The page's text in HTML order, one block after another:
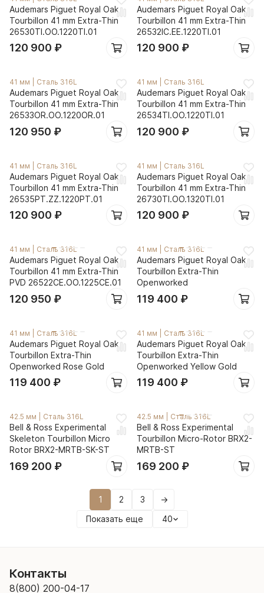
Audemars Piguet Royal Oak
Tourbillon 41 mm Extra-Thin
26530TI.OO.1220TI.01
120 900 ₽
Audemars Piguet Royal Oak
Tourbillon 41 mm Extra-Thin
26532IC.EE.1220TI.01
120 900 ₽
41 мм Сталь 316L
Audemars Piguet Royal Oak
Tourbillon 41 mm Extra-Thin
26533OR.OO.1220OR.01
120 950 ₽
41 мм Сталь 316L
Audemars Piguet Royal Oak
Tourbillon 41 mm Extra-Thin
26534TI.OO.1220TI.01
120 900 ₽
41 мм Сталь 316L
Audemars Piguet Royal Oak
Tourbillon 41 mm Extra-Thin
26535PT.ZZ.1220PT.01
120 900 ₽
41 мм Сталь 316L
Audemars Piguet Royal Oak
Tourbillon 41 mm Extra-Thin
26730TI.OO.1320TI.01
120 900 ₽
41 мм Сталь 316L
Audemars Piguet Royal Oak
Tourbillon 41 mm Extra-Thin
PVD 26522CE.OO.1225CE.01
120 950 ₽
41 мм Сталь 316L
Audemars Piguet Royal Oak
Tourbillon Extra-Thin
Openworked
119 400 ₽
41 мм Сталь 316L
Audemars Piguet Royal Oak
Tourbillon Extra-Thin
Openworked Rose Gold
119 400 ₽
41 мм Сталь 316L
Audemars Piguet Royal Oak
Tourbillon Extra-Thin
Openworked Yellow Gold
119 400 ₽
42.5 мм Сталь 316L
Bell & Ross Experimental
Skeleton Tourbillon Micro
Rotor BRX2-MRTB-SK-ST
169 200 ₽
42.5 мм Сталь 316L
Bell & Ross Experimental
Tourbillon Micro-Rotor BRX2-
MRTB-ST
169 200 ₽
1 2 3
→
Показать еще
40
Контакты
8(800) 200-04-17